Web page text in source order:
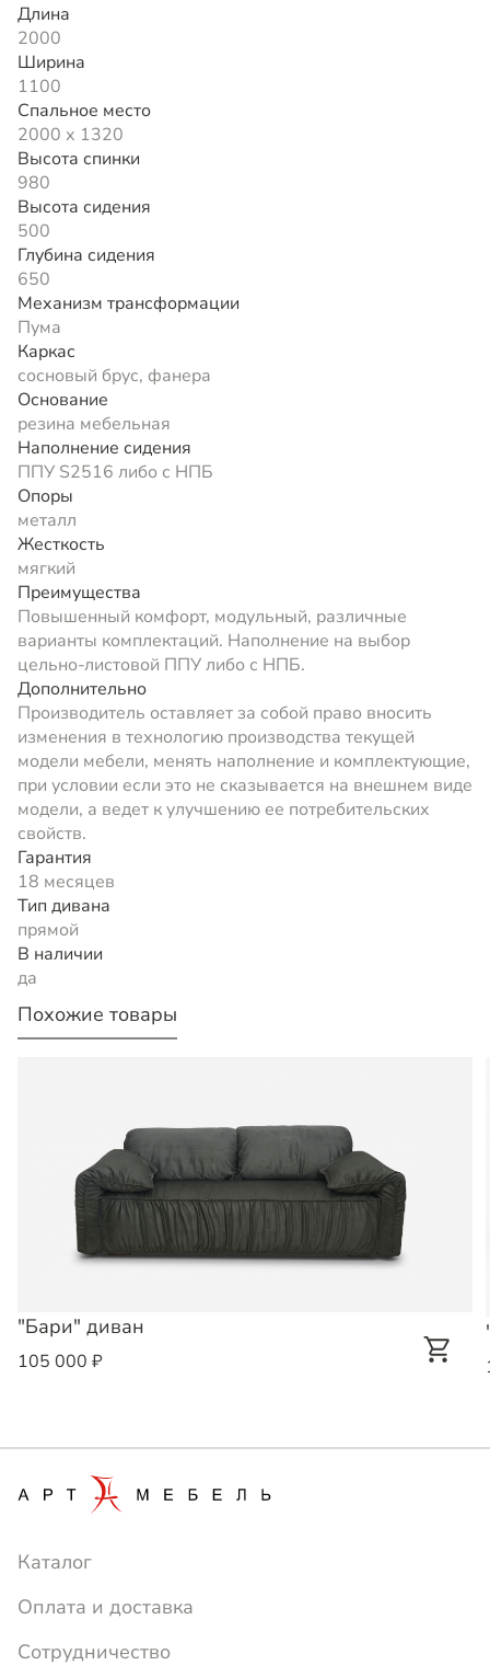
Длина
2000
Ширина
1100
Спальное место
2000 х 1320
Высота спинки
980
Высота сидения
500
Глубина сидения
650
Механизм трансформации
Пума
Каркас
сосновый брус, фанера
Основание
резина мебельная
Наполнение сидения
ППУ S2516 либо с НПБ
Опоры
металл
Жесткость
мягкий
Преимущества
Повышенный комфорт, модульный, различные
варианты комплектаций. Наполнение на выбор
цельно-листовой ППУ либо с НПБ.
Дополнительно
Производитель оставляет за собой право вносить
изменения в технологию производства текущей
модели мебели, менять наполнение и комплектующие,
при условии если это не сказывается на внешнем виде
модели, а ведет к улучшению ее потребительских
свойств.
Гарантия
18 месяцев
Тип дивана
прямой
В наличии
да
Похожие товары
"Бари" диван
105 000 ₽
Каталог
Оплата и доставка
Сотрудничество